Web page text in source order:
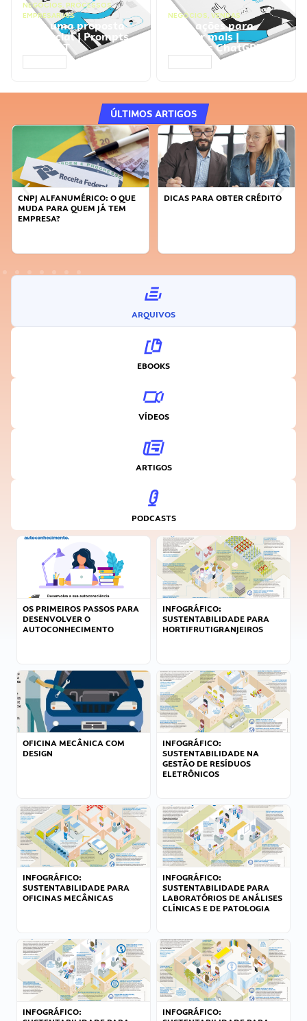
NEGÓCIOS, PROCESSOS
EMPRESARIAIS
Faça uma proposta
comercial | Prompts
ChatGPT
NEGÓCIOS, VENDAS
Faça ações para
vender mais |
Prompts ChatGPT
ÚLTIMOS ARTIGOS
CNPJ ALFANUMÉRICO: O QUE
MUDA PARA QUEM JÁ TEM
EMPRESA?
DICAS PARA OBTER CRÉDITO
ARQUIVOS
EBOOKS
VÍDEOS
ARTIGOS
PODCASTS
OS PRIMEIROS PASSOS PARA
DESENVOLVER O
AUTOCONHECIMENTO
INFOGRÁFICO:
SUSTENTABILIDADE PARA
HORTIFRUTIGRANJEIROS
OFICINA MECÂNICA COM
DESIGN
INFOGRÁFICO:
SUSTENTABILIDADE NA
GESTÃO DE RESÍDUOS
ELETRÔNICOS
INFOGRÁFICO:
SUSTENTABILIDADE PARA
OFICINAS MECÂNICAS
INFOGRÁFICO:
SUSTENTABILIDADE PARA
LABORATÓRIOS DE ANÁLISES
CLÍNICAS E DE PATOLOGIA
INFOGRÁFICO:
INFOGRÁFICO: